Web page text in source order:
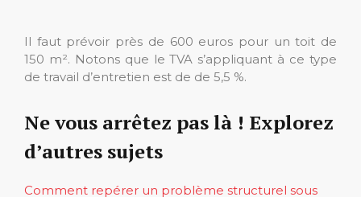
Il faut prévoir près de 600 euros pour un toit de
150 m². Notons que le TVA s’appliquant à ce type
de travail d’entretien est de de 5,5 %.
Ne vous arrêtez pas là ! Explorez
d’autres sujets
Comment repérer un problème structurel sous